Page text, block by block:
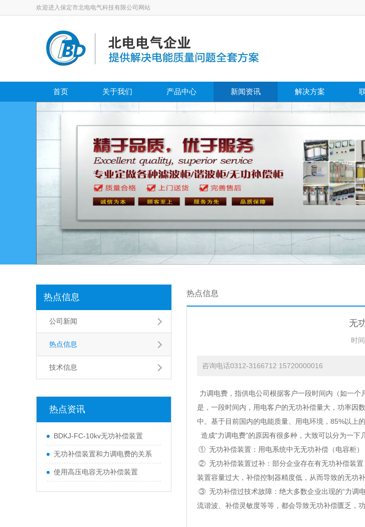
欢迎进入保定市北电电气科技有限公司网站
首页 关于我们 产品中心 新闻资讯 解决方案
热点信息
公司新闻
热点信息
技术信息
热点资讯
BDKJ-FC-10kv无功补偿装置
无功补偿装置和力调电费的关系
使用高压电容无功补偿装置
热点信息
无
时
咨询电话0312-3166712 15720000016
力调电费，指供电公司根据客户一段时间内（如一
是，一段时间内，用电客户的无功补偿量大，功率因
中。基于目前国内的电能质量、用电环境，85%以上
造成“力调电费”的原因有很多种，大致可以分为一下
① 无功补偿装置：用电系统中无无功补偿（电容柜）
② 无功补偿装置过补：部分企业存在有无功补偿装
装置容量过大，补偿控制器精度低，从而导致的无功补
③ 无功补偿过技术故障：绝大多数企业出现的“力调
流谐波、补偿灵敏度等等，都会导致无功补偿匮乏，